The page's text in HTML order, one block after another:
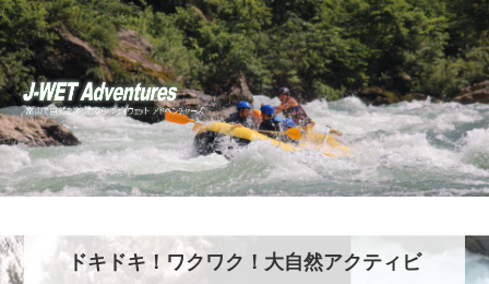
ドキドキ！ワクワク！大自然アクティビ